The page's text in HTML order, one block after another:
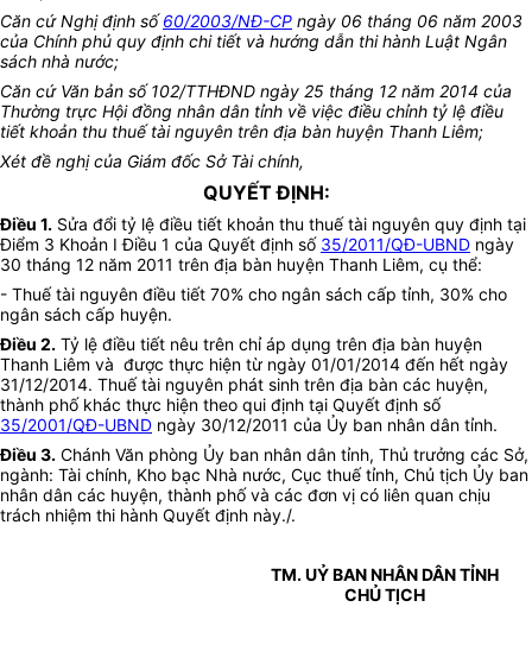
Căn cứ Nghị định số60/2003/NĐ-CP ngày 06 tháng 06 năm 2003
của Chính phủ quy định chi tiết và hướng dẫn thi hành Luật Ngân
sách nhà nước;
Căn cứ Văn bản số 102/TTHĐND ngày 25 tháng 12 năm 2014 của
Thường trực Hội đồng nhân dân tỉnh về việc điều chỉnh tỷ lệ điều
tiết khoản thu thuế tài nguyên trên địa bàn huyện Thanh Liêm;
Xét đề nghị của Giám đốc Sở Tài chính,
QUYẾT ĐỊNH:
Điều 1. Sửa đổi tỷ lệ điều tiết khoản thu thuế tài nguyên quy định tại
Điểm 3 Khoản I Điều 1 của Quyết định số 35/2011/QĐ-UBND ngày
30 tháng 12 năm 2011 trên địa bàn huyện Thanh Liêm, cụ thể:
- Thuế tài nguyên điều tiết 70% cho ngân sách cấp tỉnh, 30% cho
ngân sách cấp huyện.
Điều 2. Tỷ lệ điều tiết nêu trên chỉ áp dụng trên địa bàn huyện
Thanh Liêm và được thực hiện từ ngày 01/01/2014 đến hết ngày
31/12/2014. Thuế tài nguyên phát sinh trên địa bàn các huyện,
thành phố khác thực hiện theo qui định tại Quyết định số
35/2001/QĐ-UBND ngày 30/12/2011 của Ủy ban nhân dân tỉnh.
Điều 3. Chánh Văn phòng Ủy ban nhân dân tỉnh, Thủ trưởng các Sở,
ngành: Tài chính, Kho bạc Nhà nước, Cục thuế tỉnh, Chủ tịch Ủy ban
nhân dân các huyện, thành phố và các đơn vị có liên quan chịu
trách nhiệm thi hành Quyết định này./.
TM. UỶ BAN NHÂN DÂN TỈNH
CHỦ TỊCH